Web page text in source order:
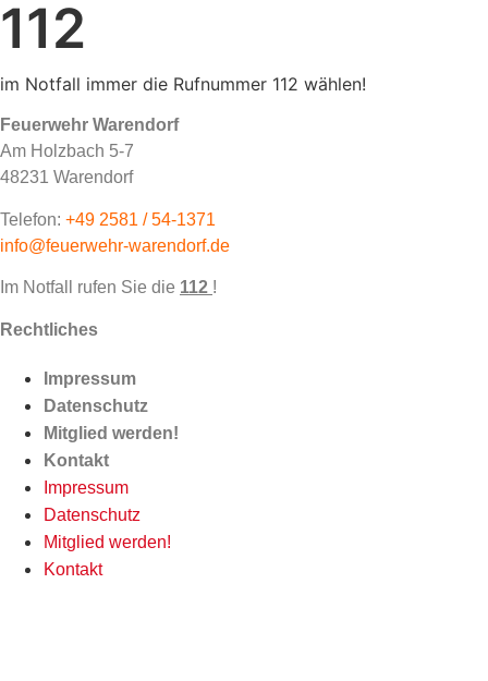
112
im Notfall immer die Rufnummer 112 wählen!
Feuerwehr Warendorf
Am Holzbach 5-7
48231 Warendorf
Telefon: +49 2581 / 54-1371
info@feuerwehr-warendorf.de
Im Notfall rufen Sie die 112 !
Rechtliches
Impressum
Datenschutz
Mitglied werden!
Kontakt
Impressum
Datenschutz
Mitglied werden!
Kontakt